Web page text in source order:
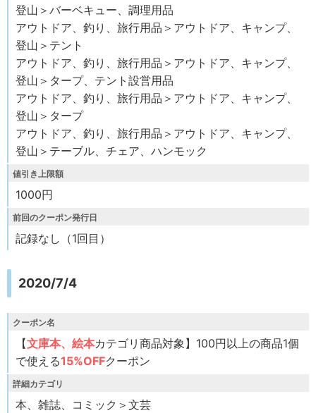
登山＞バーベキュー、調理用品
アウトドア、釣り、旅行用品＞アウトドア、キャンプ、
登山＞テント
アウトドア、釣り、旅行用品＞アウトドア、キャンプ、
登山＞タープ、テント設営用品
アウトドア、釣り、旅行用品＞アウトドア、キャンプ、
登山＞タープ
アウトドア、釣り、旅行用品＞アウトドア、キャンプ、
登山＞テーブル、チェア、ハンモック
値引き上限額
1000円
前回のクーポン発行日
記録なし（1回目）
2020/7/4
クーポン名
【文庫本、絵本カテゴリ商品対象】100円以上の商品1個
で使える15%OFFクーポン
詳細カテゴリ
本、雑誌、コミック＞文芸